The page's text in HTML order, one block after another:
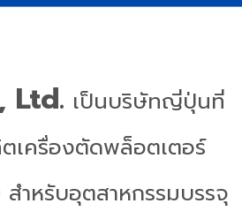
Ltd. เป็นบริษัทญี่ปุ่นที่
เครื่องตัดพล็อตเตอร์
สำหรับอุตสาหกรรมบรรจุ